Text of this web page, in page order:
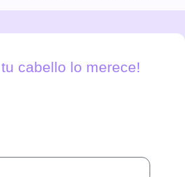
tu cabello lo merece!